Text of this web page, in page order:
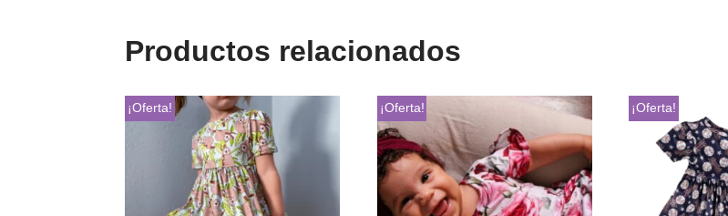
Productos relacionados
¡Oferta! ¡Oferta! ¡Oferta!